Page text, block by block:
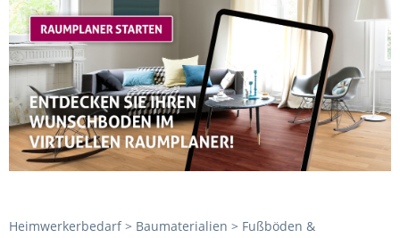
Heimwerkerbedarf > Baumaterialien > Fußböden &